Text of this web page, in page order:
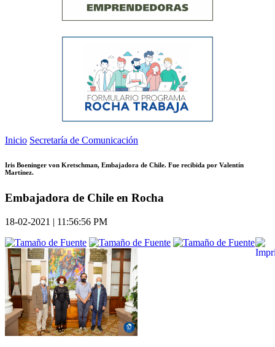
Inicio Secretaría de Comunicación
Iris Boeninger von Kretschman, Embajadora de Chile. Fue recibida por Valentín
Martínez.
Embajadora de Chile en Rocha
18-02-2021 | 11:56:56 PM